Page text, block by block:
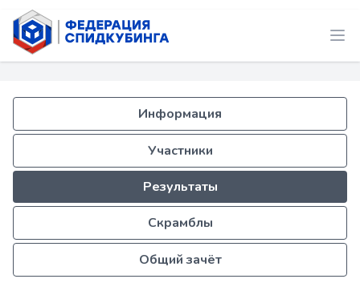
Информация
Участники
Результаты
Скрамблы
Общий зачёт